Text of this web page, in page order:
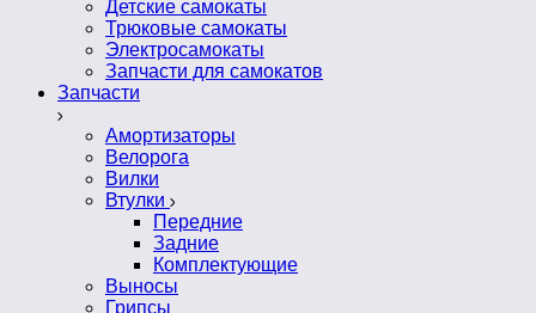
Детские самокаты
Трюковые самокаты
Электросамокаты
Запчасти для самокатов
Запчасти
Амортизаторы
Велорога
Вилки
Втулки
Передние
Задние
Комплектующие
Выносы
Грипсы